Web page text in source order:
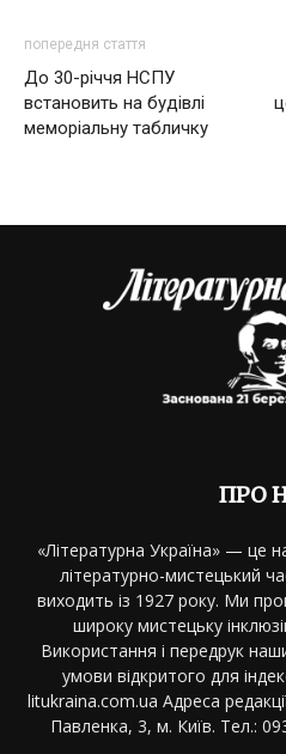
попередня стаття
До 30-річчя НСПУ
встановить на будівлі
меморіальну табличку
ПРО
«Літературна Україна» — це
літературно-мистецький
виходить із 1927 року. Ми
широку мистецьку
Використання і передрук
умови відкритого для
litukraina.com.ua Адреса
Павленка, 3, м. Київ. Тел.: